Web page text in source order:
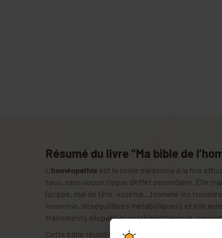
Résumé du livre "Ma bible de
L’homéopathie est la seule médecine à la fois
tous, sans aucun risque d’effet secondaire. Elle
(grippe, mal de tête, eczéma…) comme les
insomnie, déséquilibres métaboliques), et elle
traitements allopathiques (chimiothérapie,
Cette bible réunit les informations pour